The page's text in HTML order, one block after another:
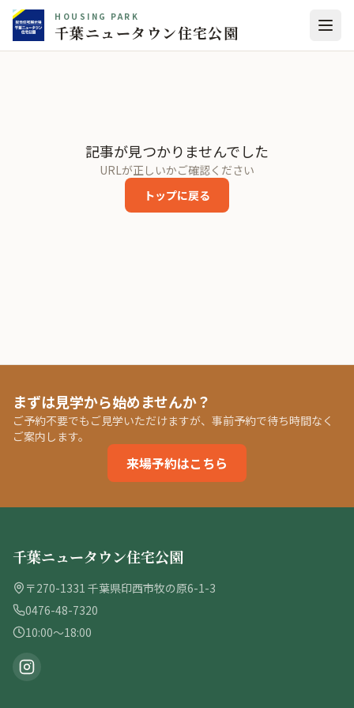
HOUSING PARK
千葉ニュータウン住宅公園
記事が見つかりませんでした
URLが正しいかご確認ください
トップに戻る
まずは見学から始めませんか？
ご予約不要でもご見学いただけますが、事前予約で待ち時間なく
ご案内します。
来場予約はこちら
千葉ニュータウン住宅公園
〒270-1331 千葉県印西市牧の原6-1-3
0476-48-7320
10:00〜18:00